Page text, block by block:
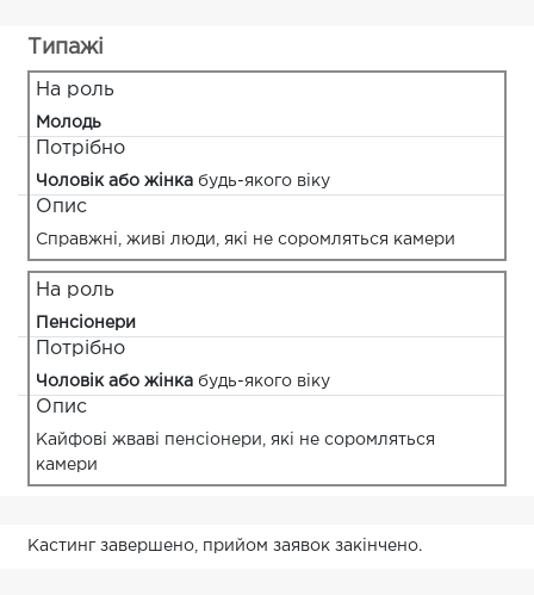
Типажі
На роль
Молодь
Потрібно
Чоловік або жінка будь-якого віку
Опис
Справжні, живі люди, які не соромляться камери
На роль
Пенсіонери
Потрібно
Чоловік або жінка будь-якого віку
Опис
Кайфові жваві пенсіонери, які не соромляться
камери
Кастинг завершено, прийом заявок закінчено.